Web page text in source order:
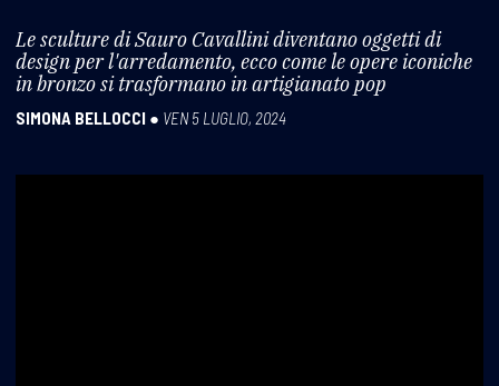
Le sculture di Sauro Cavallini diventano oggetti di
design per l'arredamento, ecco come le opere iconiche
in bronzo si trasformano in artigianato pop
SIMONA BELLOCCI ● VEN 5 LUGLIO, 2024